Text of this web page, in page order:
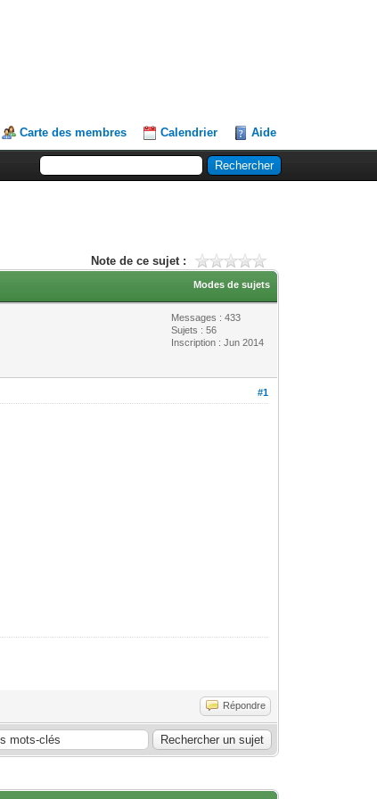
Carte des membres Calendrier Aide
Note de ce sujet :
Modes de sujets
Messages : 433
Sujets : 56
Inscription : Jun 2014
#1
Répondre